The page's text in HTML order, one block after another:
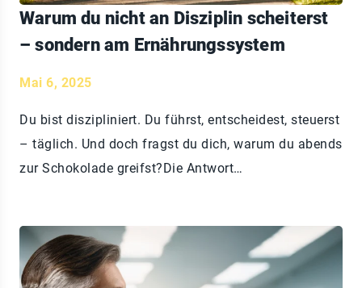
Warum du nicht an Disziplin scheiterst
– sondern am Ernährungssystem
Mai 6, 2025
Du bist diszipliniert. Du führst, entscheidest, steuerst
– täglich. Und doch fragst du dich, warum du abends
zur Schokolade greifst?Die Antwort…